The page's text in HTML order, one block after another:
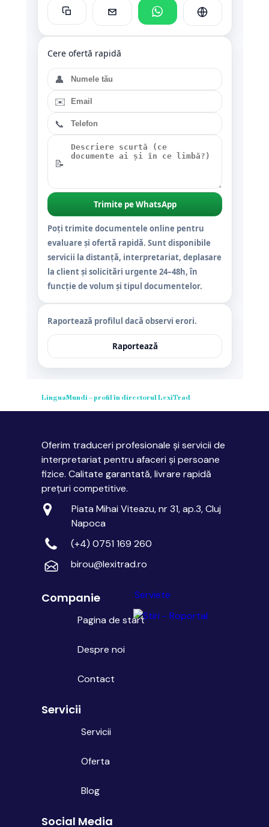
Cere ofertă rapidă
👤
✉️
📞
📝
Trimite pe WhatsApp
Poți trimite documentele online pentru
evaluare și ofertă rapidă. Sunt disponibile
servicii la distanță, interpretariat, deplasare
la client și solicitări urgente 24–48h, în
funcție de volum și tipul documentelor.
Raportează profilul dacă observi erori.
Raportează
LinguaMundi – profil în directorul LexiTrad
Serviete
(+4) 0751 169 260
birou@lexitrad.ro
Piata Mihai Viteazu, nr 31, ap.3, Cluj
Napoca
Oferim traduceri profesionale și servicii de
interpretariat pentru afaceri și persoane
fizice. Calitate garantată, livrare rapidă
prețuri competitive.
Companie
Pagina de start
Despre noi
Contact
Servicii
Servicii
Oferta
Blog
Social Media